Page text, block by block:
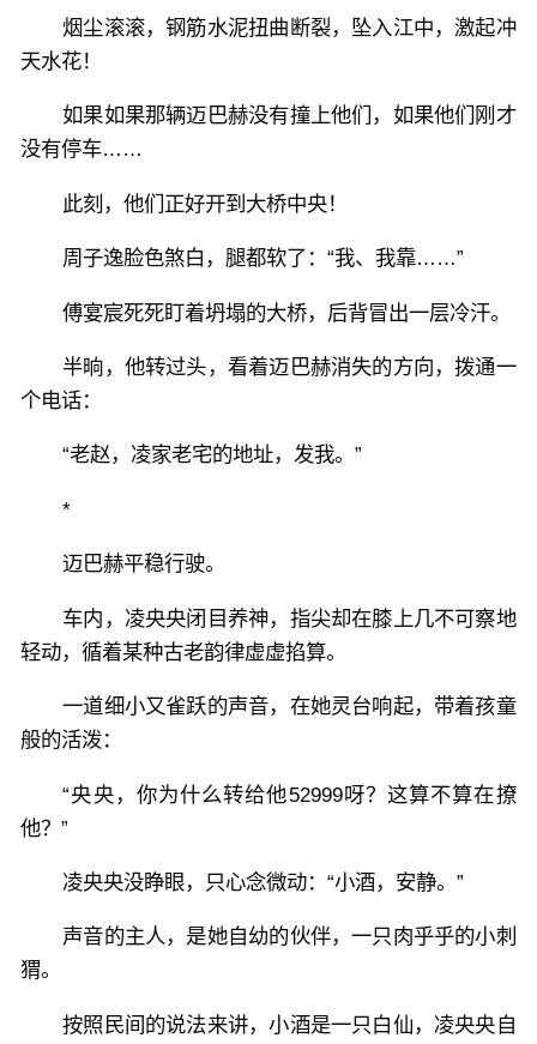
烟尘滚滚，钢筋水泥扭曲断裂，坠入江中，激起冲
天水花！
如果如果那辆迈巴赫没有撞上他们，如果他们刚才
没有停车……
此刻，他们正好开到大桥中央！
周子逸脸色煞白，腿都软了：“我、我靠……”
傅宴宸死死盯着坍塌的大桥，后背冒出一层冷汗。
半晌，他转过头，看着迈巴赫消失的方向，拨通一
个电话：
“老赵，凌家老宅的地址，发我。”
*
迈巴赫平稳行驶。
车内，凌央央闭目养神，指尖却在膝上几不可察地
轻动，循着某种古老韵律虚虚掐算。
一道细小又雀跃的声音，在她灵台响起，带着孩童
般的活泼：
“央央，你为什么转给他52999呀？这算不算在撩
他？”
凌央央没睁眼，只心念微动：“小酒，安静。”
声音的主人，是她自幼的伙伴，一只肉乎乎的小刺
猬。
按照民间的说法来讲，小酒是一只白仙，凌央央自